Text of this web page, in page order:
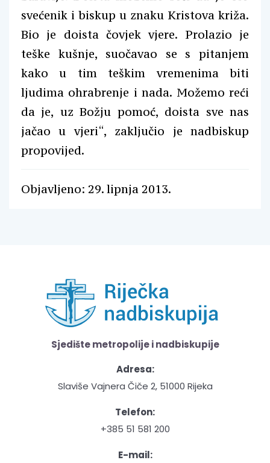
svećenik i biskup u znaku Kristova križa.
Bio je doista čovjek vjere. Prolazio je
teške kušnje, suočavao se s pitanjem
kako u tim teškim vremenima biti
ljudima ohrabrenje i nada. Možemo reći
da je, uz Božju pomoć, doista sve nas
jačao u vjeri“, zaključio je nadbiskup
propovijed.
Objavljeno: 29. lipnja 2013.
Sjedište metropolije i nadbiskupije
Adresa:
Slaviše Vajnera Čiče 2, 51000 Rijeka
Telefon:
+385 51 581 200
E-mail: